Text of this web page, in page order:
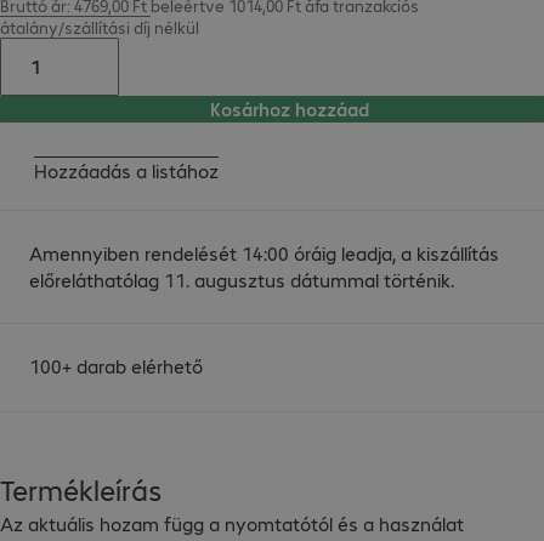
Bruttó ár: 4769,00 Ft beleértve 1014,00 Ft áfa tranzakciós
átalány/szállítási díj nélkül
Kosárhoz hozzáad
Hozzáadás a listához
Amennyiben rendelését 14:00 óráig leadja, a kiszállítás
előreláthatólag 11. augusztus dátummal történik.
100+ darab elérhető
Termékleírás
Az aktuális hozam függ a nyomtatótól és a használat